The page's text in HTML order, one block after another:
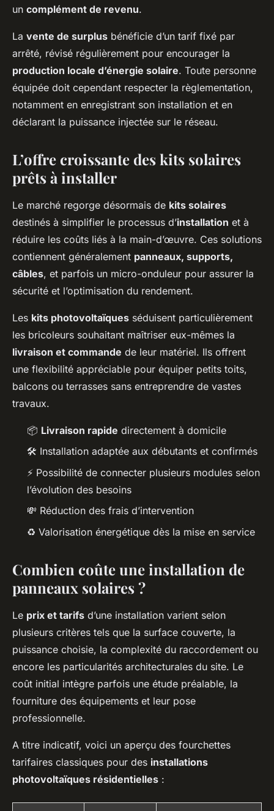
un complément de revenu.
La vente de surplus bénéficie d’un tarif fixé par
arrêté, révisé régulièrement pour encourager la
production locale d’énergie solaire. Toute personne
équipée doit cependant respecter la règlementation,
notamment en enregistrant son installation et en
déclarant la puissance injectée sur le réseau.
L’offre croissante des kits solaires
prêts à installer
Le marché regorge désormais de kits solaires
destinés à simplifier le processus d’installation et à
réduire les coûts liés à la main-d’œuvre. Ces solutions
contiennent généralement panneaux, supports,
câbles, et parfois un micro-onduleur pour assurer la
sécurité et l’optimisation du rendement.
Les kits photovoltaïques séduisent particulièrement
les bricoleurs souhaitant maîtriser eux-mêmes la
livraison et commande de leur matériel. Ils offrent
une flexibilité appréciable pour équiper petits toits,
balcons ou terrasses sans entreprendre de vastes
travaux.
📦 Livraison rapide directement à domicile
🛠️ Installation adaptée aux débutants et confirmés
⚡ Possibilité de connecter plusieurs modules selon
l’évolution des besoins
💸 Réduction des frais d’intervention
♻️ Valorisation énergétique dès la mise en service
Combien coûte une installation de
panneaux solaires ?
Le prix et tarifs d’une installation varient selon
plusieurs critères tels que la surface couverte, la
puissance choisie, la complexité du raccordement ou
encore les particularités architecturales du site. Le
coût initial intègre parfois une étude préalable, la
fourniture des équipements et leur pose
professionnelle.
A titre indicatif, voici un aperçu des fourchettes
tarifaires classiques pour des installations
photovoltaïques résidentielles :